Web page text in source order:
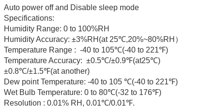
Auto power off and Disable sleep mode
Specifications:
Humidity Range: 0 to 100%RH
Humidity Accuracy: ±3%RH(at 25℃,20%~80%RH）
Temperature Range : -40 to 105℃(-40 to 221℉)
Temperature Accuracy: ±0.5℃/±0.9℉(at25℃)
±0.8℃/±1.5℉(at another)
Dew point Temperature: -40 to 105 ℃(-40 to 221℉)
Wet Bulb Temperature: 0 to 80℃(-32 to 176℉)
Resolution : 0.01% RH, 0.01℃/0.01℉.